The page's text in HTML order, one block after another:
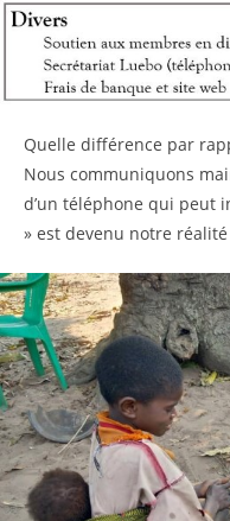
Quelle différence par
Nous communiquons
d’un téléphone qui peut
» est devenu notre